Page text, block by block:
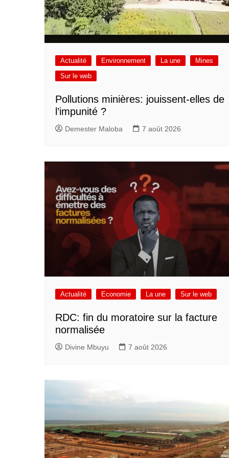
Actualité Environnement La une
Mines
Sur le web
Pollutions minières: jouissent-elles de
l’impunité ?
Demester Maloba 7 août 2026
Actualité Economie La une Sur le web
RDC: fin du moratoire sur la facture
normalisée
Divine Mbuyu 7 août 2026